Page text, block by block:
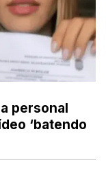
personal
‘batendo